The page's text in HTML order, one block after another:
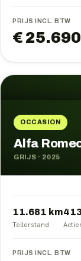
PRIJS INCL. BTW
€ 25.690
OCCASION
Alfa
GRIJS · 2025
11.681 km
Tellerstand
413
PRIJS INCL. BTW